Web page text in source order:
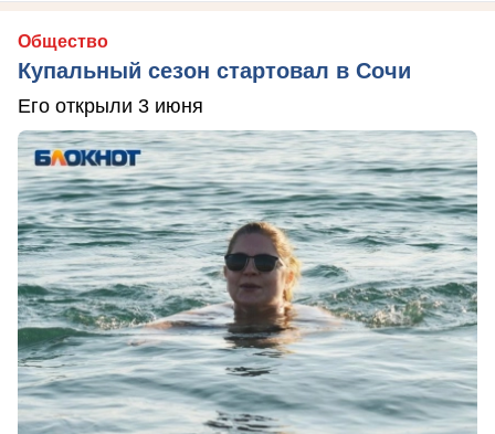
Общество
Купальный сезон стартовал в Сочи
Его открыли 3 июня